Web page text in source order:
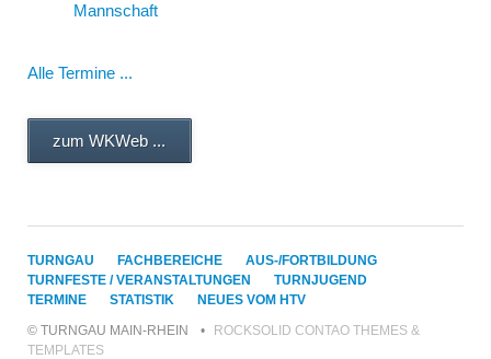
Mannschaft
Alle Termine ...
zum WKWeb ...
NAVIGATION
ÜBERSPRINGEN
TURNGAU FACHBEREICHE
AUS-/FORTBILDUNG
TURNFESTE / VERANSTALTUNGEN
TURNJUGEND
TERMINE
STATISTIK
NEUES VOM HTV
© TURNGAU MAIN-RHEIN
ROCKSOLID CONTAO THEMES &
TEMPLATES